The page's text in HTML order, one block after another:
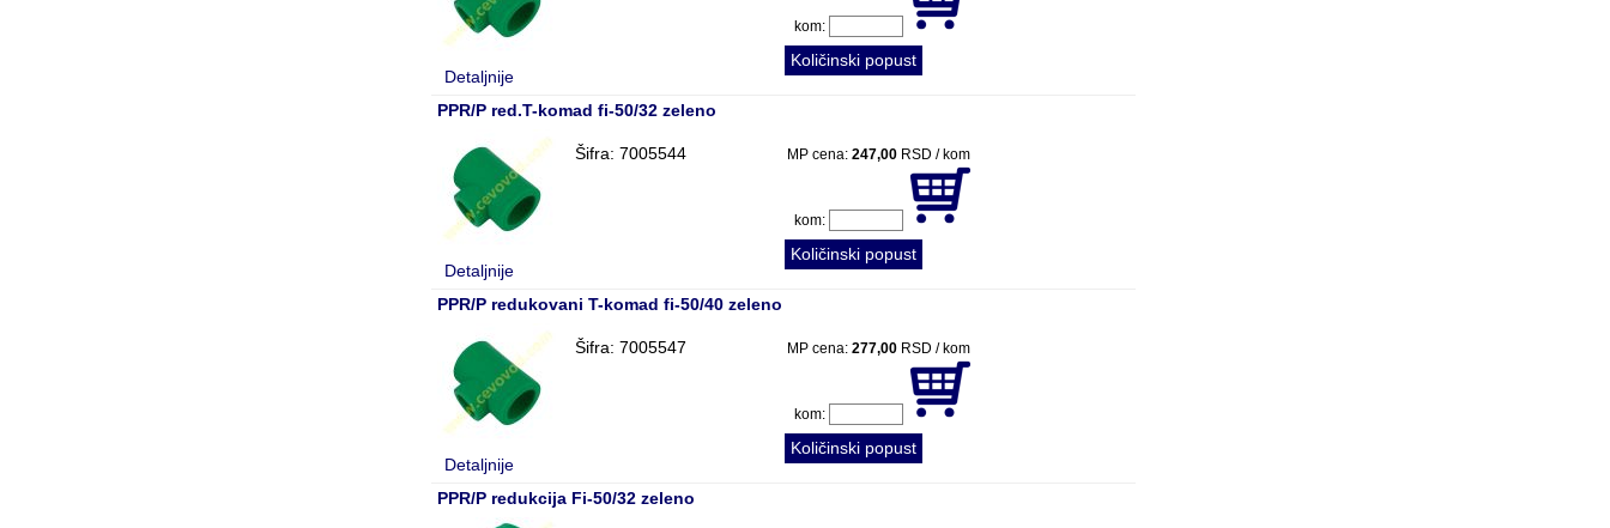
Detaljnije
kom:
Količinski popust
PPR/P red.T-komad fi-50/32 zeleno
Detaljnije
Šifra: 7005544 MP cena: 247,00RSD / kom
kom:
Količinski popust
PPR/P redukovani T-komad fi-50/40 zeleno
Detaljnije
Šifra: 7005547 MP cena: 277,00RSD / kom
kom:
Količinski popust
PPR/P redukcija Fi-50/32 zeleno